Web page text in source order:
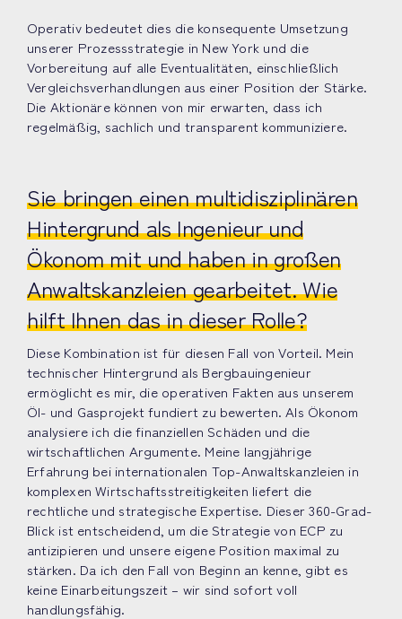
Operativ bedeutet dies die konsequente Umsetzung
unserer Prozessstrategie in New York und die
Vorbereitung auf alle Eventualitäten, einschließlich
Vergleichsverhandlungen aus einer Position der Stärke.
Die Aktionäre können von mir erwarten, dass ich
regelmäßig, sachlich und transparent kommuniziere.
Sie bringen einen multidisziplinären
Hintergrund als Ingenieur und
Ökonom mit und haben in großen
Anwaltskanzleien gearbeitet. Wie
hilft Ihnen das in dieser Rolle?
Diese Kombination ist für diesen Fall von Vorteil. Mein
technischer Hintergrund als Bergbauingenieur
ermöglicht es mir, die operativen Fakten aus unserem
Öl- und Gasprojekt fundiert zu bewerten. Als Ökonom
analysiere ich die finanziellen Schäden und die
wirtschaftlichen Argumente. Meine langjährige
Erfahrung bei internationalen Top-Anwaltskanzleien in
komplexen Wirtschaftsstreitigkeiten liefert die
rechtliche und strategische Expertise. Dieser 360-Grad-
Blick ist entscheidend, um die Strategie von ECP zu
antizipieren und unsere eigene Position maximal zu
stärken. Da ich den Fall von Beginn an kenne, gibt es
keine Einarbeitungszeit – wir sind sofort voll
handlungsfähig.